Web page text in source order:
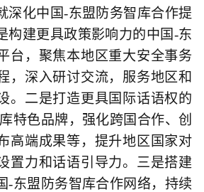
深化中国-东盟防务智库合作提
构建更具政策影响力的中国-东
台，聚焦本地区重大安全事务
，深入研讨交流，服务地区和
。二是打造更具国际话语权的
特色品牌，强化跨国合作、创
高端成果等，提升地区国家对
置力和话语引导力。三是搭建
-东盟防务智库合作网络，持续